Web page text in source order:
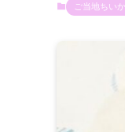
ご当地ちい